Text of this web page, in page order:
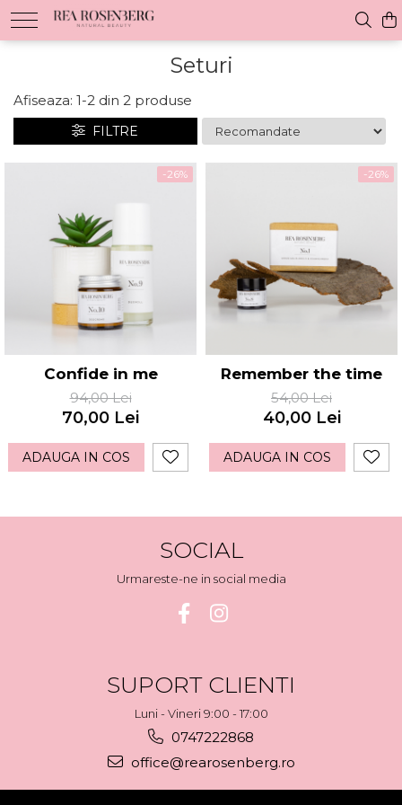
Seturi
Afiseaza: 1-2 din 2 produse
FILTRE
-26%
Confide in me
94,00 Lei
70,00 Lei
ADAUGA IN COS
-26%
Remember the time
54,00 Lei
40,00 Lei
ADAUGA IN COS
SOCIAL
Urmareste-ne in social media
SUPORT CLIENTI
Luni - Vineri 9:00 - 17:00
0747222868
office@rearosenberg.ro